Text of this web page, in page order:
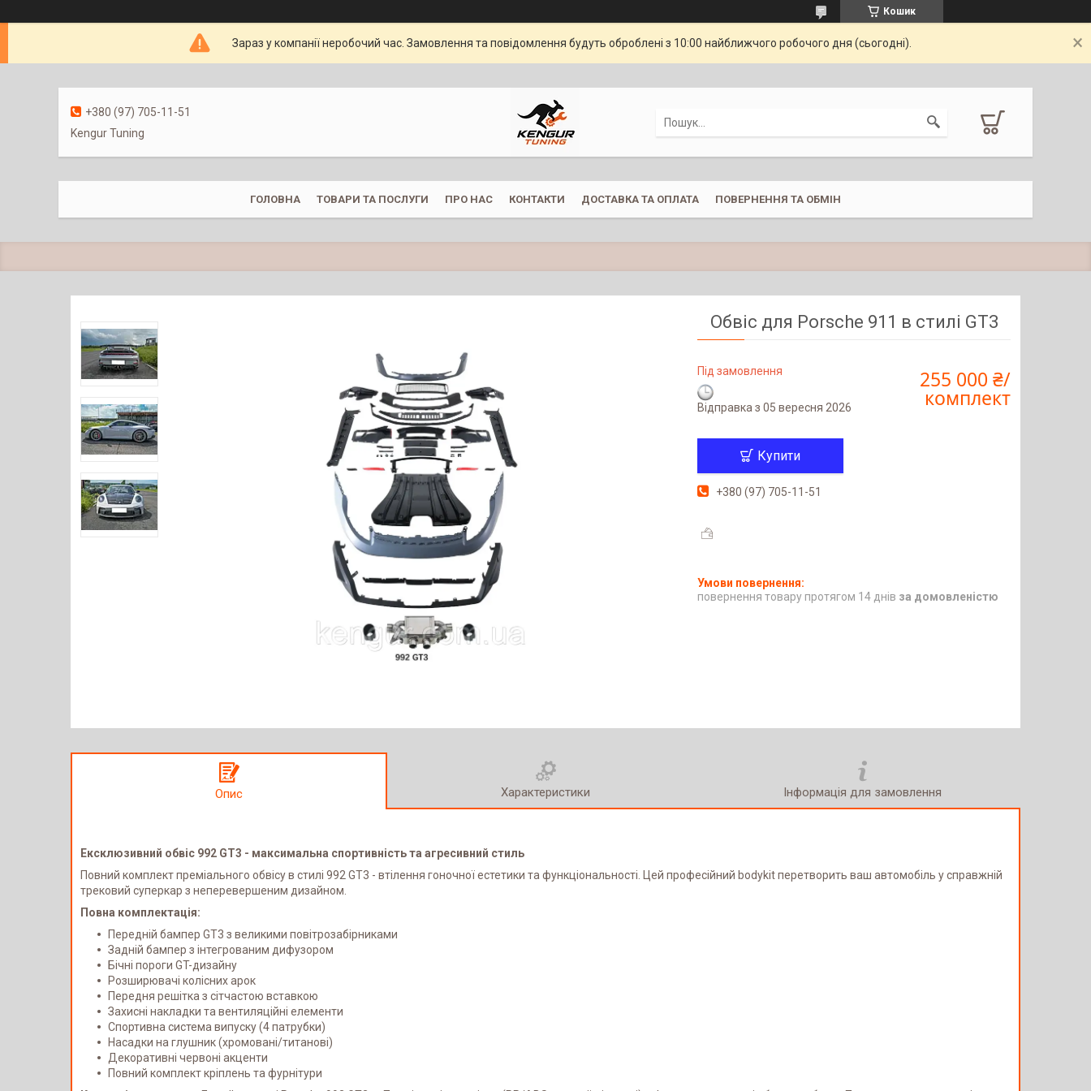
Кошик
Зараз у компанії неробочий час. Замовлення та повідомлення будуть оброблені з 10:00 найближчого робочого дня (сьогодні).
+380 (97) 705-11-51
Kengur Tuning
ГОЛОВНА ТОВАРИ ТА ПОСЛУГИ ПРО НАС КОНТАКТИ ДОСТАВКА ТА ОПЛАТА ПОВЕРНЕННЯ ТА ОБМІН
Обвіс для Porsche 911 в стилі GT3
Під замовлення
Відправка з 05 вересня 2026
255 000 ₴/
комплект
Купити
+380 (97) 705-11-51
повернення товару протягом 14 днів за домовленістю
Опис Характеристики Інформація для замовлення
Ексклюзивний обвіс 992 GT3 - максимальна спортивність та агресивний стиль
Повний комплект преміального обвісу в стилі 992 GT3 - втілення гоночної естетики та функціональності. Цей професійний bodykit перетворить ваш автомобіль у справжній
трековий суперкар з неперевершеним дизайном.
Повна комплектація:
Передній бампер GT3 з великими повітрозабірниками
Задній бампер з інтегрованим дифузором
Бічні пороги GT-дизайну
Розширювачі колісних арок
Передня решітка з сітчастою вставкою
Захисні накладки та вентиляційні елементи
Спортивна система випуску (4 патрубки)
Насадки на глушник (хромовані/титанові)
Декоративні червоні акценти
Повний комплект кріплень та фурнітури